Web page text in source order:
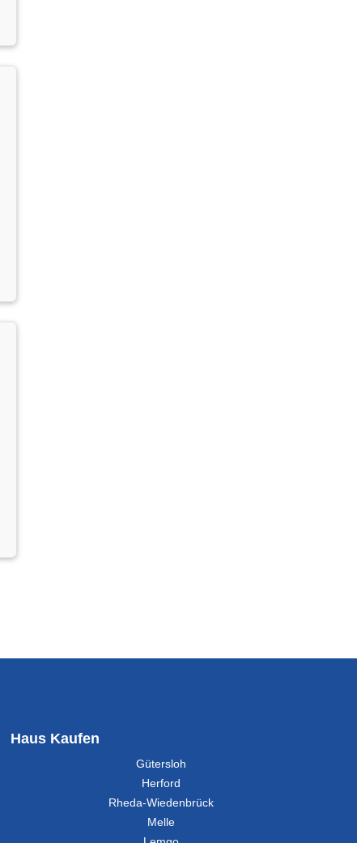
Haus Kaufen
Gütersloh
Herford
Rheda-Wiedenbrück
Melle